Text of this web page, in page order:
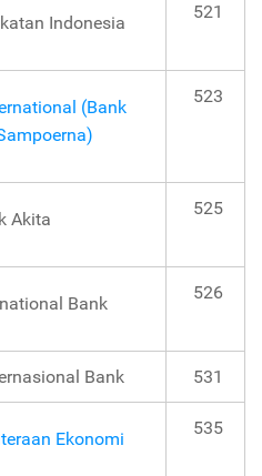
Indonesia
521
(Bank
523
Akita
525
Bank
526
Bank 531
Ekonomi
535